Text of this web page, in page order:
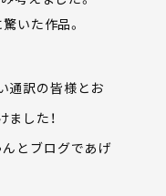
いた作品。
通訳の皆様とお
した！
とブログであげ